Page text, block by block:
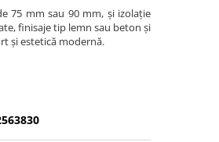
75 mm sau 90 mm, și izolație
finisaje tip lemn sau beton și
și estetică modernă.